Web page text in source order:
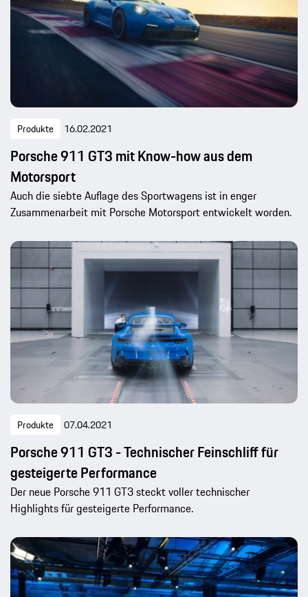
Produkte 16.02.2021
Porsche 911 GT3 mit Know-how aus dem
Motorsport
Auch die siebte Auflage des Sportwagens ist in enger
Zusammenarbeit mit Porsche Motorsport entwickelt worden.
Produkte 07.04.2021
Porsche 911 GT3 - Technischer Feinschliff für
gesteigerte Performance
Der neue Porsche 911 GT3 steckt voller technischer
Highlights für gesteigerte Performance.